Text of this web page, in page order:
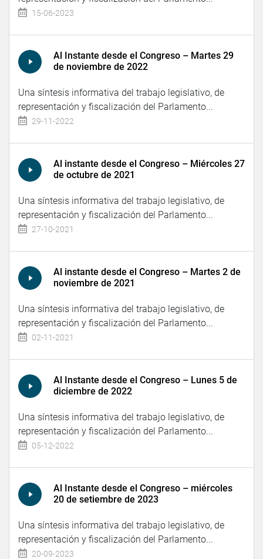
15-06-2023
Al Instante desde el Congreso – Martes 29
de noviembre de 2022
Una síntesis informativa del trabajo legislativo, de
representación y fiscalización del Parlamento...
29-11-2022
Al instante desde el Congreso – Miércoles 27
de octubre de 2021
Una síntesis informativa del trabajo legislativo, de
representación y fiscalización del Parlamento...
27-10-2021
Al instante desde el Congreso – Martes 2 de
noviembre de 2021
Una síntesis informativa del trabajo legislativo, de
representación y fiscalización del Parlamento...
02-11-2021
Al Instante desde el Congreso – Lunes 5 de
diciembre de 2022
Una síntesis informativa del trabajo legislativo, de
representación y fiscalización del Parlamento...
05-12-2022
Al Instante desde el Congreso – miércoles
20 de setiembre de 2023
Una síntesis informativa del trabajo legislativo, de
representación y fiscalización del Parlamento...
20-09-2023